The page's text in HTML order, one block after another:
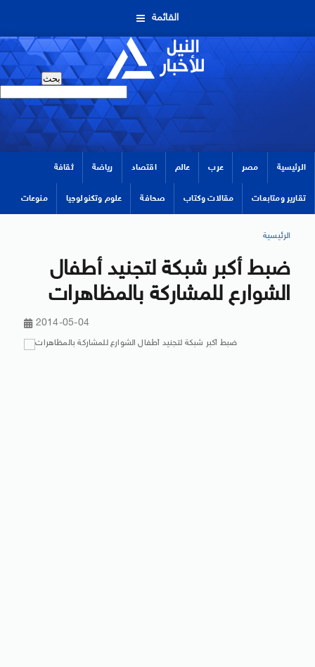
القائمة
الرئيسية مصر عرب عالم اقتصاد رياضة ثقافة
تقارير ومتابعات مقالات وكتاب صحافة علوم وتكنولوجيا منوعات
الرئيسية
ضبط أكبر شبكة لتجنيد أطفال
الشوارع للمشاركة بالمظاهرات
2014-05-04